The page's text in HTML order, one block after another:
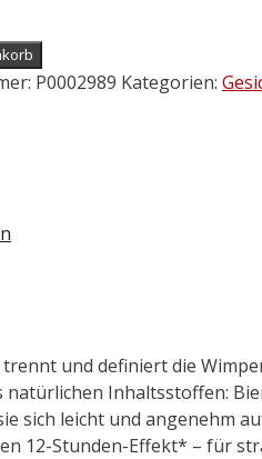
P0002989 Kategorien:
und definiert die
Inhaltsstoffen:
sich leicht und angenehm
12-Stunden-Effekt* – für